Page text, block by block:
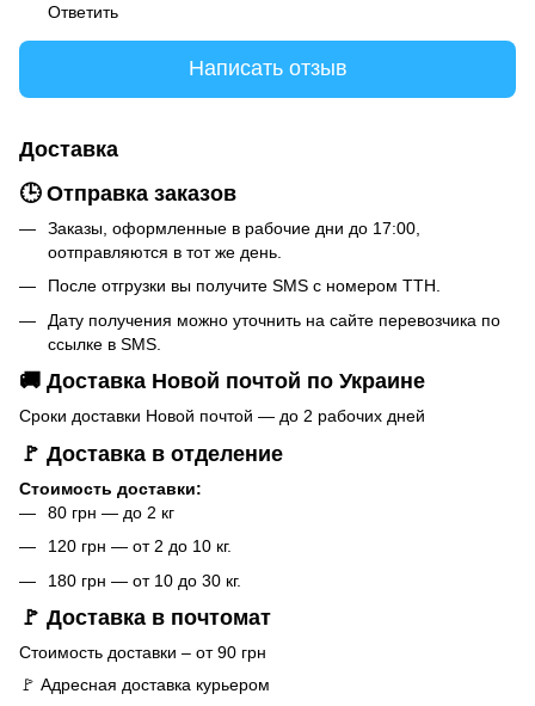
Ответить
Написать отзыв
Доставка
🕒 Отправка заказов
Заказы, оформленные в рабочие дни до 17:00,
оотправляются в тот же день.
После отгрузки вы получите SMS с номером ТТН.
Дату получения можно уточнить на сайте перевозчика по
ссылке в SMS.
🚚 Доставка Новой почтой по Украине
Сроки доставки Новой почтой — до 2 рабочих дней
🚩 Доставка в отделение
Стоимость доставки:
80 грн — до 2 кг
120 грн — от 2 до 10 кг.
180 грн — от 10 до 30 кг.
🚩 Доставка в почтомат
Стоимость доставки – от 90 грн
🚩 Адресная доставка курьером